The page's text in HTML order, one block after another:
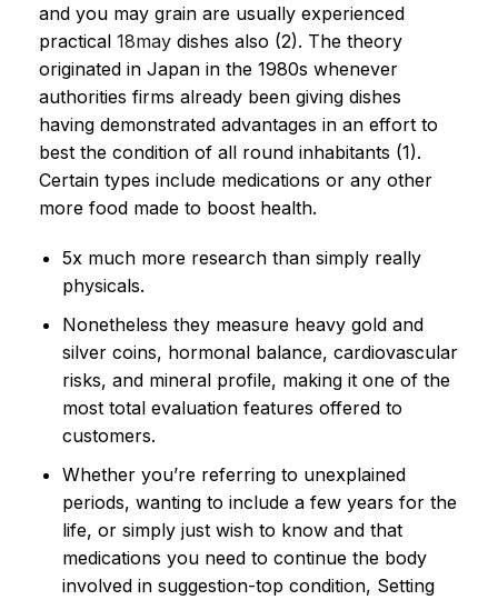
and you may grain are usually experienced
practical 18may dishes also (2). The theory
originated in Japan in the 1980s whenever
authorities firms already been giving dishes
having demonstrated advantages in an effort to
best the condition of all round inhabitants (1).
Certain types include medications or any other
more food made to boost health.
5x much more research than simply really
physicals.
Nonetheless they measure heavy gold and
silver coins, hormonal balance, cardiovascular
risks, and mineral profile, making it one of the
most total evaluation features offered to
customers.
Whether you’re referring to unexplained
periods, wanting to include a few years for the
life, or simply just wish to know and that
medications you need to continue the body
involved in suggestion-top condition, Setting